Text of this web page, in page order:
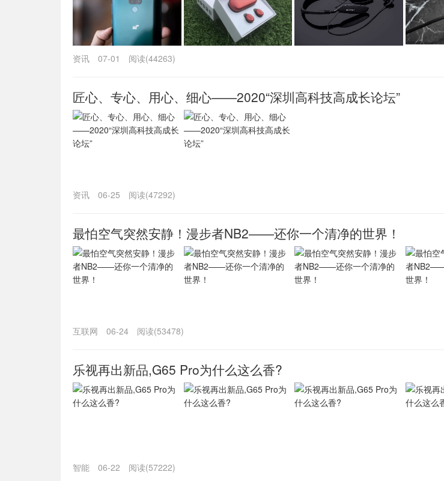
资讯 07-01 阅读(44263)
匠心、专心、用心、细心——2020“深圳高科技高成长论坛”
资讯 06-25 阅读(47292)
最怕空气突然安静！漫步者NB2——还你一个清净的世界！
互联网 06-24 阅读(53478)
乐视再出新品,G65 Pro为什么这么香?
智能 06-22 阅读(57222)